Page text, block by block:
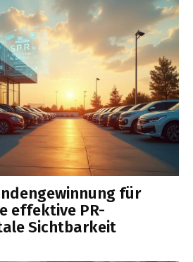
für
effektive PR-
Sichtbarkeit